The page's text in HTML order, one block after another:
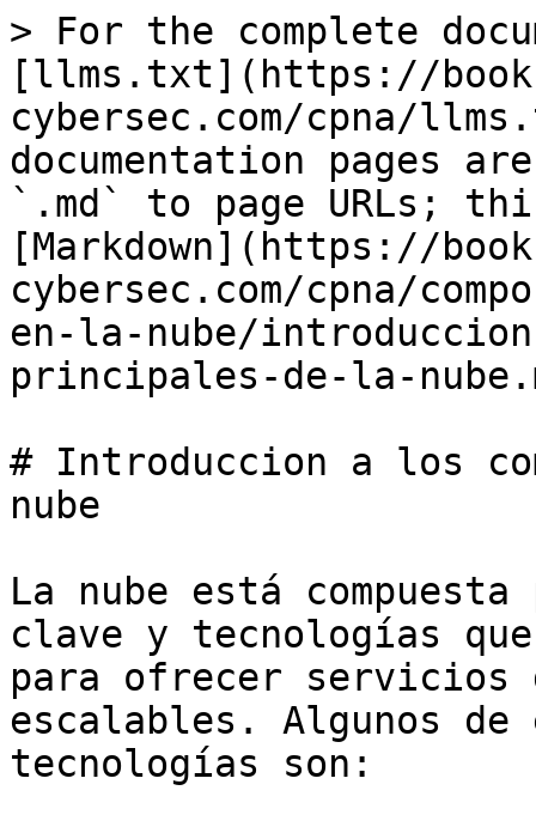
> For the complete
[llms.txt](https://
cybersec.com/cpna/
documentation pages
`.md` to page URLs;
[Markdown](https://
cybersec.com/cpna/
en-la-nube/
principales-de-la-
# Introduccion a los
nube
La nube está
clave y tecnologías
para ofrecer servicios
escalables. Algunos de
tecnologías son: